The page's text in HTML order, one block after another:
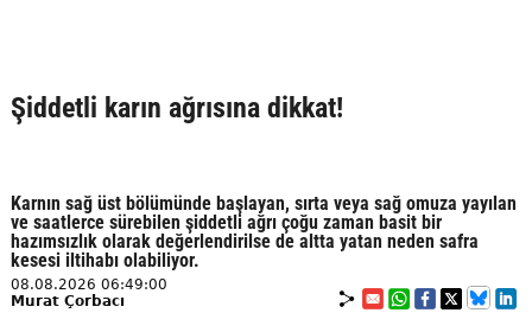
Şiddetli karın ağrısına dikkat!
Karnın sağ üst bölümünde başlayan, sırta veya sağ omuza yayılan
ve saatlerce sürebilen şiddetli ağrı çoğu zaman basit bir
hazımsızlık olarak değerlendirilse de altta yatan neden safra
kesesi iltihabı olabiliyor.
08.08.2026 06:49:00
Murat Çorbacı